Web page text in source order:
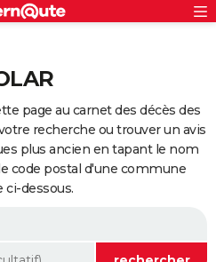
page au carnet des décès des
recherche ou trouver un avis
plus ancien en tapant le nom
code postal d'une commune
dessous.